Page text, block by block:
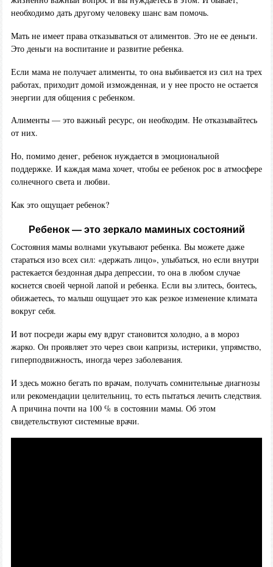
необходимо дать другому человеку шанс вам помочь.
Мать не имеет права отказываться от алиментов. Это не ее деньги.
Это деньги на воспитание и развитие ребенка.
Если мама не получает алименты, то она выбивается из сил на трех
работах, приходит домой изможденная, и у нее просто не остается
энергии для общения с ребенком.
Алименты — это важный ресурс, он необходим. Не отказывайтесь
от них.
Но, помимо денег, ребенок нуждается в эмоциональной
поддержке. И каждая мама хочет, чтобы ее ребенок рос в атмосфере
солнечного света и любви.
Как это ощущает ребенок?
Ребенок — это зеркало маминых состояний
Состояния мамы волнами укутывают ребенка. Вы можете даже
стараться изо всех сил: «держать лицо», улыбаться, но если внутри
растекается бездонная дыра депрессии, то она в любом случае
коснется своей черной лапой и ребенка. Если вы злитесь, боитесь,
обижаетесь, то малыш ощущает это как резкое изменение климата
вокруг себя.
И вот посреди жары ему вдруг становится холодно, а в мороз
жарко. Он проявляет это через свои капризы, истерики, упрямство,
гиперподвижность, иногда через заболевания.
И здесь можно бегать по врачам, получать сомнительные диагнозы
или рекомендации целительниц, то есть пытаться лечить следствия.
А причина почти на 100 % в состоянии мамы. Об этом
свидетельствуют системные врачи.